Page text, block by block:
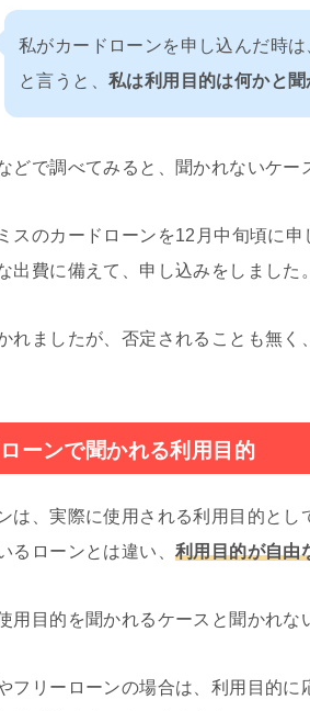
私がカードローンを申し込んだ時
と言うと、 私は利用目的は何かと聞
どで調べてみると、聞かれないケー
スのカードローンを12月中旬頃に
出費に備えて、申し込みをしました
れましたが、否定されることも無く
ーンで聞かれる利用目的
は、実際に使用される利用目的と
るローンとは違い、 利用目的が自由
用目的を聞かれるケースと聞かれな
フリーローンの場合は、利用目的